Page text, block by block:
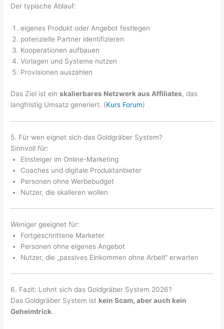
Der typische Ablauf:
eigenes Produkt oder Angebot festlegen
potenzielle Partner identifizieren
Kooperationen aufbauen
Vorlagen und Systeme nutzen
Provisionen auszahlen
Das Ziel ist einskalierbares Netzwerk aus Affiliates, das
langfristig Umsatz generiert. (Kurs Forum)
5. Für wen eignet sich das Goldgräber System?
Sinnvoll für:
Einsteiger im Online-Marketing
Coaches und digitale Produktanbieter
Personen ohne Werbebudget
Nutzer, die skalieren wollen
Weniger geeignet für:
Fortgeschrittene Marketer
Personen ohne eigenes Angebot
Nutzer, die „passives Einkommen ohne Arbeit“ erwarten
6. Fazit: Lohnt sich das Goldgräber System 2026?
Das Goldgräber System ist kein Scam, aber auch kein
Geheimtrick.